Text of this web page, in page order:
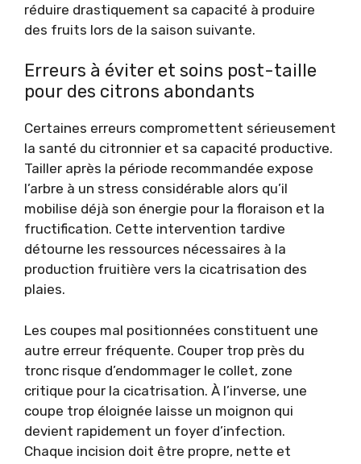
réduire drastiquement sa capacité à produire
des fruits lors de la saison suivante.
Erreurs à éviter et soins post-taille
pour des citrons abondants
Certaines erreurs compromettent sérieusement
la santé du citronnier et sa capacité productive.
Tailler après la période recommandée expose
l’arbre à un stress considérable alors qu’il
mobilise déjà son énergie pour la floraison et la
fructification. Cette intervention tardive
détourne les ressources nécessaires à la
production fruitière vers la cicatrisation des
plaies.
Les coupes mal positionnées constituent une
autre erreur fréquente. Couper trop près du
tronc risque d’endommager le collet, zone
critique pour la cicatrisation. À l’inverse, une
coupe trop éloignée laisse un moignon qui
devient rapidement un foyer d’infection.
Chaque incision doit être propre, nette et